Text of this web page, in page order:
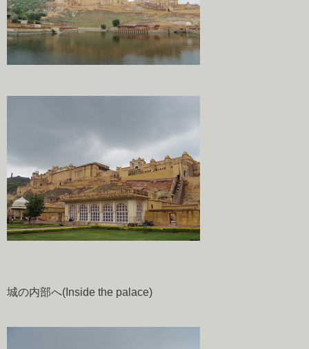
城の内部へ(Inside the palace)